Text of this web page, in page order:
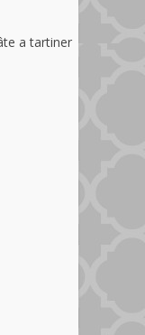
a tartiner